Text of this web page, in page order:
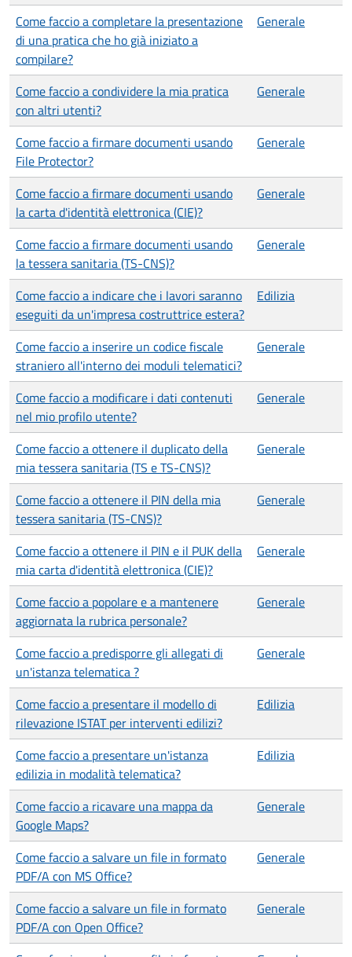
Come faccio a completare la presentazione
di una pratica che ho già iniziato a
compilare?
Generale
Come faccio a condividere la mia pratica
con altri utenti?
Generale
Come faccio a firmare documenti usando
File Protector?
Generale
Come faccio a firmare documenti usando
la carta d'identità elettronica (CIE)?
Generale
Come faccio a firmare documenti usando
la tessera sanitaria (TS-CNS)?
Generale
Come faccio a indicare che i lavori saranno
eseguiti da un'impresa costruttrice estera?
Edilizia
Come faccio a inserire un codice fiscale
straniero all'interno dei moduli telematici?
Generale
Come faccio a modificare i dati contenuti
nel mio profilo utente?
Generale
Come faccio a ottenere il duplicato della
mia tessera sanitaria (TS e TS-CNS)?
Generale
Come faccio a ottenere il PIN della mia
tessera sanitaria (TS-CNS)?
Generale
Come faccio a ottenere il PIN e il PUK della
mia carta d'identità elettronica (CIE)?
Generale
Come faccio a popolare e a mantenere
aggiornata la rubrica personale?
Generale
Come faccio a predisporre gli allegati di
un'istanza telematica ?
Generale
Come faccio a presentare il modello di
rilevazione ISTAT per interventi edilizi?
Edilizia
Come faccio a presentare un'istanza
edilizia in modalità telematica?
Edilizia
Come faccio a ricavare una mappa da
Google Maps?
Generale
Come faccio a salvare un file in formato
PDF/A con MS Office?
Generale
Come faccio a salvare un file in formato
PDF/A con Open Office?
Generale